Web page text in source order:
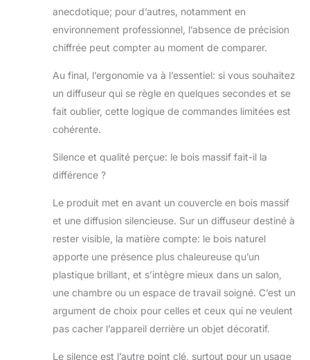
anecdotique; pour d’autres, notamment en
environnement professionnel, l’absence de précision
chiffrée peut compter au moment de comparer.
Au final, l’ergonomie va à l’essentiel: si vous souhaitez
un diffuseur qui se règle en quelques secondes et se
fait oublier, cette logique de commandes limitées est
cohérente.
Silence et qualité perçue: le bois massif fait-il la
différence ?
Le produit met en avant un couvercle en bois massif
et une diffusion silencieuse. Sur un diffuseur destiné à
rester visible, la matière compte: le bois naturel
apporte une présence plus chaleureuse qu’un
plastique brillant, et s’intègre mieux dans un salon,
une chambre ou un espace de travail soigné. C’est un
argument de choix pour celles et ceux qui ne veulent
pas cacher l’appareil derrière un objet décoratif.
Le silence est l’autre point clé, surtout pour un usage